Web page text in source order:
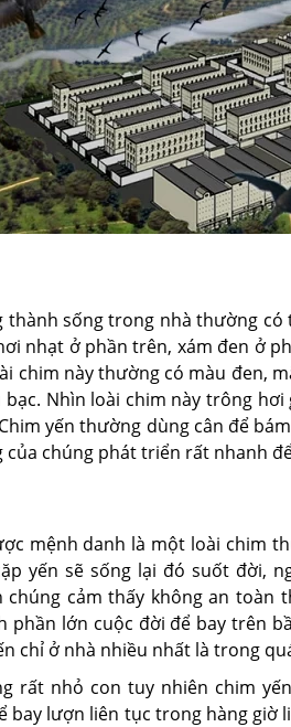
thành sống trong nhà thường có
nhạt ở phần trên, xám đen ở
chim này thường có màu đen,
bạc. Nhìn loài chim này trông
yến thường dùng cân để
của chúng phát triển rất nhanh
mệnh danh là một loài chim
yến sẽ sống lại đó suốt đời,
chúng cảm thấy không an toàn
phần lớn cuộc đời để bay trên
chỉ ở nhà nhiều nhất là trong
rất nhỏ con tuy nhiên chim
bay lượn liên tục trong hàng giờ